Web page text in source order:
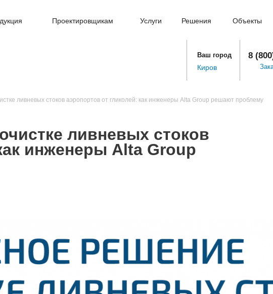
Проектировщикам Услуги Решения Объекты
8
Ваш город
Киров
ливневых стоков аэропортов от гликолей: как инженеры Alta Group решают проблему
ливневых стоков
инженеры Alta Group